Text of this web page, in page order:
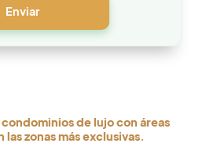
de lujo con áreas
zonas más exclusivas.